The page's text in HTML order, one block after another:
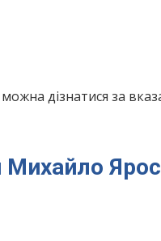
дізнатися за
Михайло